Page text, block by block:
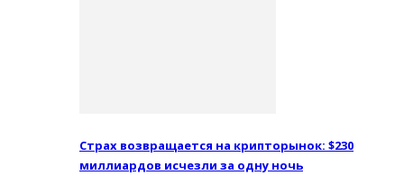
Страх возвращается на крипторынок: $230
миллиардов исчезли за одну ночь